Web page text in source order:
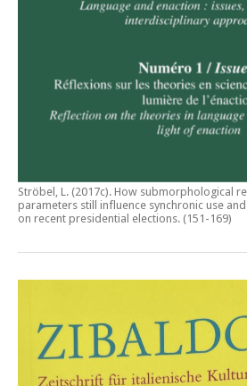
Ströbel, L. (2017c). How submorphological
parameters still influence synchronic use
on recent presidential elections. (151-169)